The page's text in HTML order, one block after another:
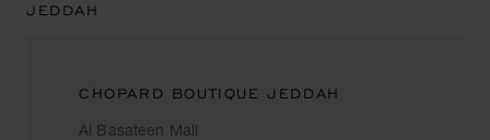
JEDDAH
CHOPARD BOUTIQUE JEDDAH
Al Basateen Mall